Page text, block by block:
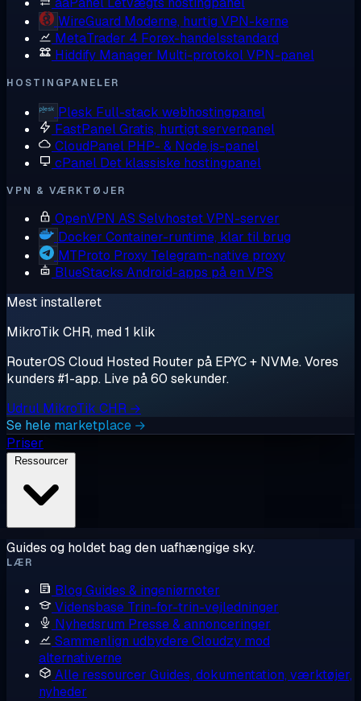
WireGuard Moderne, hurtig VPN-kerne
MetaTrader 4 Forex-handelsstandard
Hiddify Manager Multi-protokol VPN-panel
HOSTINGPANELER
Plesk Full-stack webhostingpanel
FastPanelGratis, hurtigt serverpanel
CloudPanel PHP- & Node.js-panel
cPanel Det klassiske hostingpanel
VPN & VÆRKTØJER
OpenVPN AS Selvhostet VPN-server
Docker Container-runtime, klar til brug
MTProto Proxy Telegram-native proxy
BlueStacks Android-apps på en VPS
Mest installeret
MikroTik CHR, med 1 klik
RouterOS Cloud Hosted Router på EPYC + NVMe. Vores
kunders #1-app. Live på 60 sekunder.
Udrul MikroTik CHR →
Se hele marketplace →
Priser
Ressourcer
Guides og holdet bag den uafhængige sky.
LÆR
Blog Guides & ingeniørnoter
Vidensbase Trin-for-trin-vejledninger
Nyhedsrum Presse & annonceringer
Sammenlign udbydereCloudzy mod
alternativerne
Alle ressourcer Guides, dokumentation, værktøjer,
nyheder